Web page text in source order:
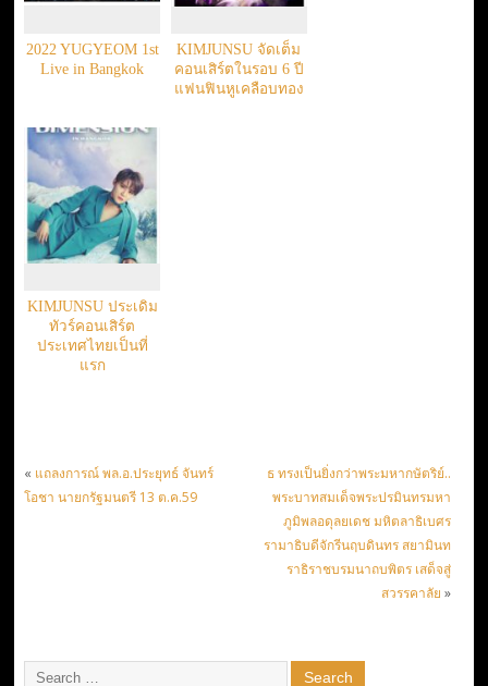
2022 YUGYEOM 1st
Live in Bangkok
KIMJUNSU จัดเต็ม
คอนเสิร์ตในรอบ 6 ปี
แฟนฟินหูเคลือบทอง
KIMJUNSU ประเดิม
ทัวร์คอนเสิร์ต
ประเทศไทยเป็นที่
แรก
« แถลงการณ์ พล.อ.ประยุทธ์ จันทร์
โอชา นายกรัฐมนตรี 13 ต.ค.59
ธ ทรงเป็นยิ่งกว่าพระมหากษัตริย์..
พระบาทสมเด็จพระปรมินทรมหา
ภูมิพลอดุลยเดช มหิตลาธิเบศร
รามาธิบดีจักรีนฤบดินทร สยามินท
ราธิราชบรมนาถบพิตร เสด็จสู่
สวรรคาลัย »